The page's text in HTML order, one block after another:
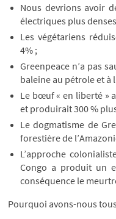
Nous devrions avoir
électriques plus
Les végétariens
4% ;
Greenpeace n’a pas
baleine au pétrole et à
Le bœuf « en liberté »
et produirait 300 %
Le dogmatisme de
forestière de
L’approche
Congo a produit un
conséquence le
Pourquoi avons-nous